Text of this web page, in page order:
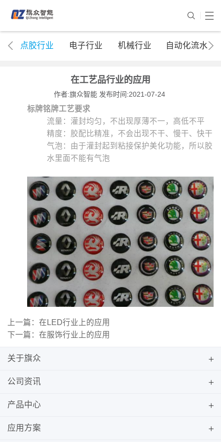
点胶行业 电子行业 机械行业 自动化流水线
在工艺品行业的应用
作者:旗众智能 发布时间:2021-07-24
标牌铭牌工艺要求
流量：灌封均匀，不出现厚薄不一，高低不平
精度：胶配比精准，不会出现不干、慢干、快干
气泡：由于灌封起到粘接保护美化功能，所以胶
水里面不能有气泡
上一篇：在LED行业上的应用
下一篇：在服饰行业上的应用
关于旗众
公司资讯
产品中心
应用方案